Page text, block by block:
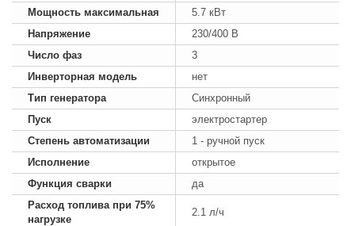
Мощность максимальная
5.7 кВт
Напряжение
230/400 В
Число фаз
3
Инверторная модель
нет
Тип генератора
Синхронный
Пуск
электростартер
Степень автоматизации
1 - ручной пуск
Исполнение
открытое
Функция сварки
да
Расход топлива при 75%
нагрузке
2.1 л/ч